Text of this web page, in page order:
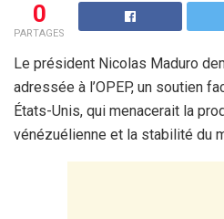
0
PARTAGES
Le président Nicolas Maduro
adressée à l’OPEP, un soutien
États-Unis, qui menacerait la
vénézuélienne et la stabilité du